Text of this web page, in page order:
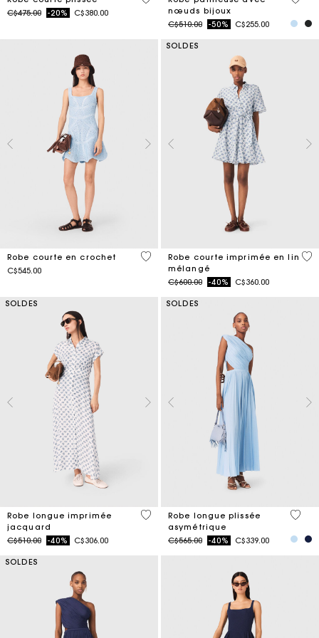
Price reduced from
C$475.00to-20% C$380.00
nœuds bijoux
Price reduced from
C$510.00to-50% C$255.00
Robe courte en crochet
C$545.00
5 out of 5 Customer Rating
SOLDES
Robe courte imprimée en lin
mélangé
Price reduced from
C$600.00to-40% C$360.00
5
SOLDES
Robe longue imprimée
jacquard
Price reduced from
C$510.00to-40% C$306.00
5 out of 5 Customer Rating
SOLDES
Robe longue plissée
asymétrique
Price reduced from
C$565.00to-40% C$339.00
5 out
SOLDES